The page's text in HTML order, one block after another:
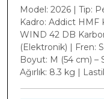
Model: 2026 | Tip:
Kadro: Addict HMF
WIND 42 DB
(Elektronik) | Fren:
Boyut: M (54 cm) –
Ağırlık: 8.3 kg |